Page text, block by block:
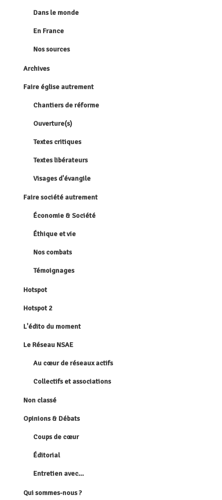
Dans le monde
En France
Nos sources
Archives
Faire église autrement
Chantiers de réforme
Ouverture(s)
Textes critiques
Textes libérateurs
Visages d'évangile
Faire société autrement
Économie & Société
Éthique et vie
Nos combats
Témoignages
Hotspot
Hotspot 2
L'édito du moment
Le Réseau NSAE
Au cœur de réseaux actifs
Collectifs et associations
Non classé
Opinions & Débats
Coups de cœur
Éditorial
Entretien avec…
Qui sommes-nous ?